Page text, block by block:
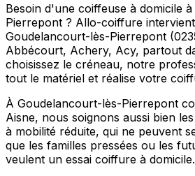
Besoin d'une coiffeuse à domicile
Pierrepont ? Allo-coiffure
Goudelancourt-lès-Pierrepont
Abbécourt, Achery, Acy, partout
choisissez le créneau, notre
tout le matériel et réalise votre
À Goudelancourt-lès-Pierrepont
Aisne, nous soignons aussi bien
à mobilité réduite, qui ne peuvent
que les familles pressées ou les
veulent un essai coiffure à domicile.